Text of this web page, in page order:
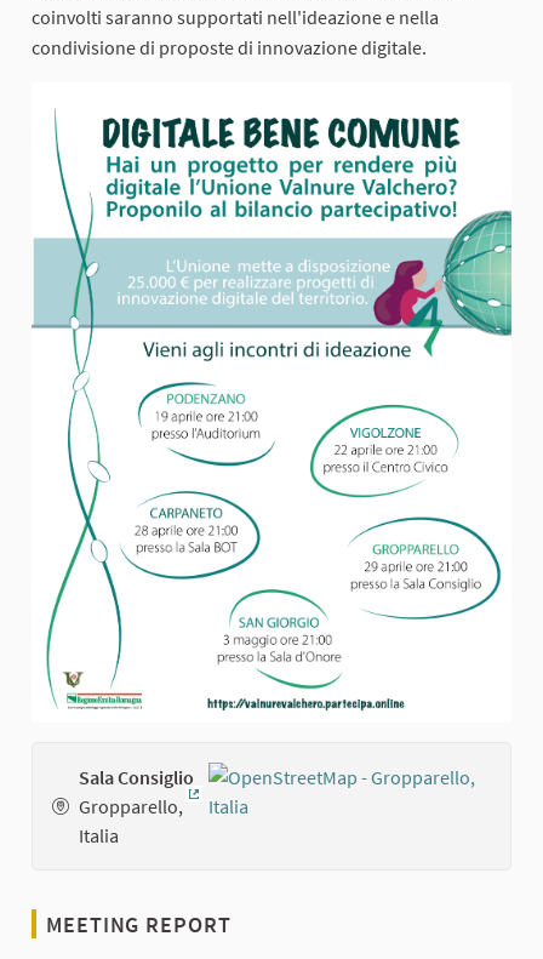
coinvolti saranno supportati nell'ideazione e nella
condivisione di proposte di innovazione digitale.
Sala Consiglio
Gropparello,
Italia
(External link)
MEETING REPORT